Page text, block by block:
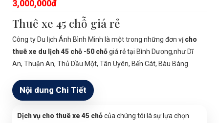
3,000,000đ
Thuê xe 45 chỗ giá rẻ
Công ty Du lịch Ánh Bình Minh là một trong những đơn vị cho
thuê xe du lịch 45 chỗ -50 chỗgiá rẻ tại Bình Dương,như Dĩ
An, Thuận An, Thủ Dầu Một, Tân Uyên, Bến Cát, Bàu Bàng
Nội dung Chi Tiết
Dịch vụ cho thuê xe 45 chỗcủa chúng tôi là sự lựa chọn